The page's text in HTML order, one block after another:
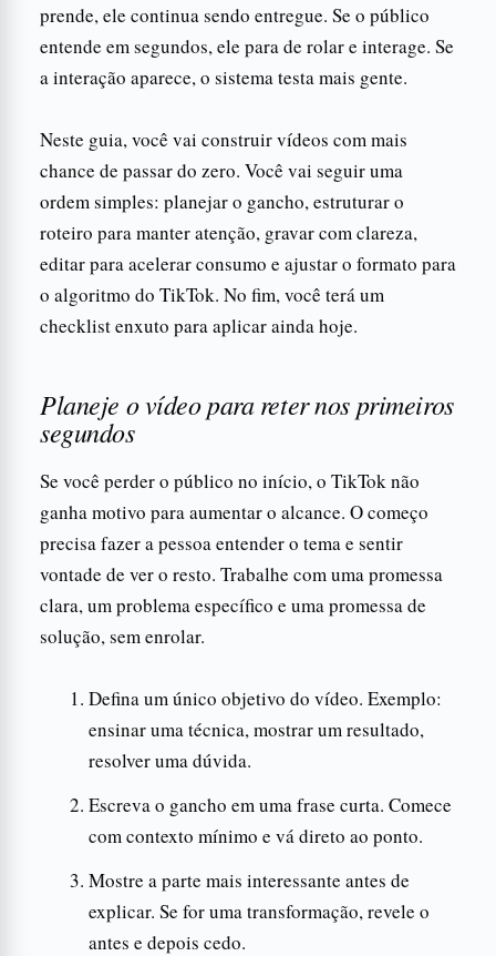
prende, ele continua sendo entregue. Se o público
entende em segundos, ele para de rolar e interage. Se
a interação aparece, o sistema testa mais gente.
Neste guia, você vai construir vídeos com mais
chance de passar do zero. Você vai seguir uma
ordem simples: planejar o gancho, estruturar o
roteiro para manter atenção, gravar com clareza,
editar para acelerar consumo e ajustar o formato para
o algoritmo do TikTok. No fim, você terá um
checklist enxuto para aplicar ainda hoje.
Planeje o vídeo para reter nos primeiros
segundos
Se você perder o público no início, o TikTok não
ganha motivo para aumentar o alcance. O começo
precisa fazer a pessoa entender o tema e sentir
vontade de ver o resto. Trabalhe com uma promessa
clara, um problema específico e uma promessa de
solução, sem enrolar.
Defina um único objetivo do vídeo. Exemplo:
ensinar uma técnica, mostrar um resultado,
resolver uma dúvida.
Escreva o gancho em uma frase curta. Comece
com contexto mínimo e vá direto ao ponto.
Mostre a parte mais interessante antes de
explicar. Se for uma transformação, revele o
antes e depois cedo.